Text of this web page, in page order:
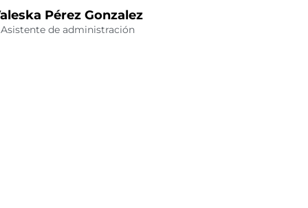
Pérez Gonzalez
Asistente de administración